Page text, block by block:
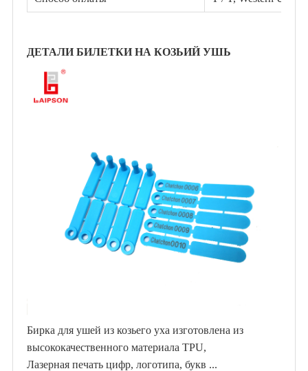
ДЕТАЛИ БИЛЕТКИ НА КОЗЬИЙ УШЬ
Бирка для ушей из козьего уха изготовлена ​​из
высококачественного материала TPU,
Лазерная печать цифр, логотипа, букв ...